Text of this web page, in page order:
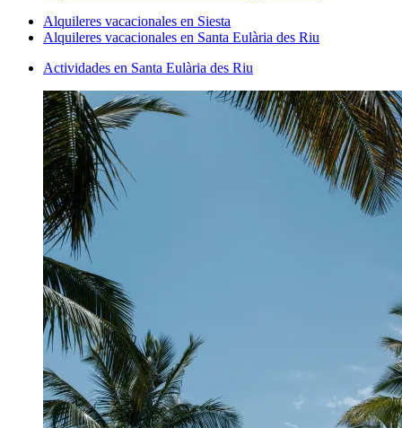
Alquileres vacacionales en Siesta
Alquileres vacacionales en Santa Eulària des Riu
Actividades en Santa Eulària des Riu